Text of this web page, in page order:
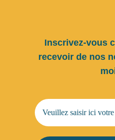
Inscrivez-vous
recevoir de nos